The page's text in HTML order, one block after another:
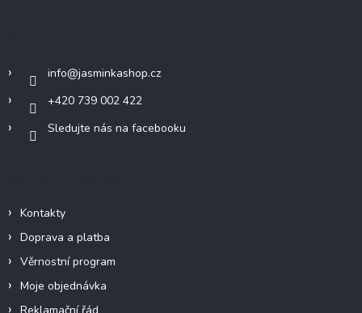
info@jasminkashop.cz
+420 739 002 422
Sledujte nás na facebooku
Kontakty
Doprava a platba
Věrnostní program
Moje objednávka
Reklamační řád